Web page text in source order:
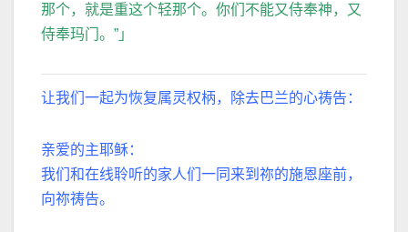
那个，就是重这个轻那个。你们不能又侍奉神，又
侍奉玛门。”」
让我们一起为恢复属灵权柄，除去巴兰的心祷告：
亲爱的主耶稣：
我们和在线聆听的家人们一同来到祢的施恩座前，
向祢祷告。